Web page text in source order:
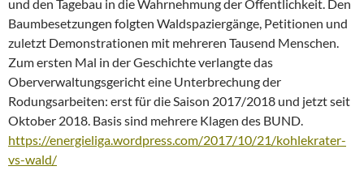
und den Tagebau in die Wahrnehmung der Öffentlichkeit. Den
Baumbesetzungen folgten Waldspaziergänge, Petitionen und
zuletzt Demonstrationen mit mehreren Tausend Menschen.
Zum ersten Mal in der Geschichte verlangte das
Oberverwaltungsgericht eine Unterbrechung der
Rodungsarbeiten: erst für die Saison 2017/2018 und jetzt seit
Oktober 2018. Basis sind mehrere Klagen des BUND.
https://energieliga.wordpress.com/2017/10/21/kohlekrater-
vs-wald/